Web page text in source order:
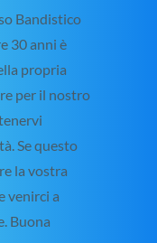
Bandistico
30 anni è
propria
per il nostro
Se questo
la vostra
venirci a
Buona